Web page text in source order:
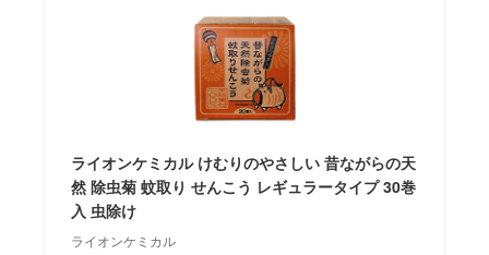
ライオンケミカル けむりのやさしい 昔ながらの天
然 除虫菊 蚊取り せんこう レギュラータイプ 30巻
入 虫除け
ライオンケミカル